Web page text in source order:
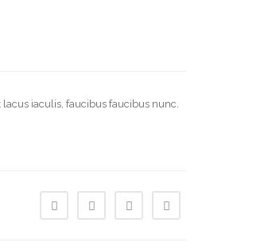
iaculis, faucibus faucibus nunc.